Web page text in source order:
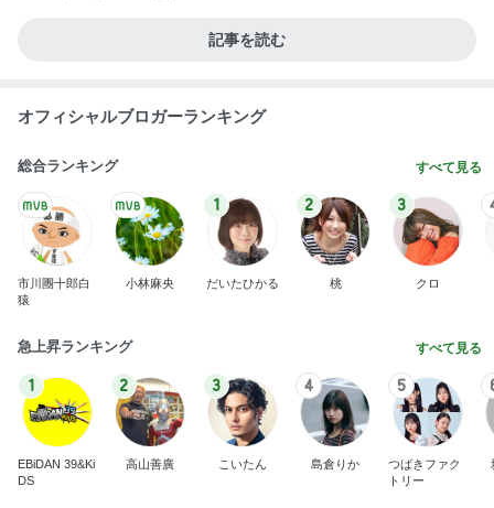
記事を読む
オフィシャルブロガーランキング
総合ランキング すべて見る
市川團十郎白
猿
小林麻央
1
だいたひかる
2
桃
3
クロ
急上昇ランキング すべて見る
1
EBiDAN 39&Ki
DS
2
高山善廣
3
こいたん
4
島倉りか
5
つばきファク
トリー